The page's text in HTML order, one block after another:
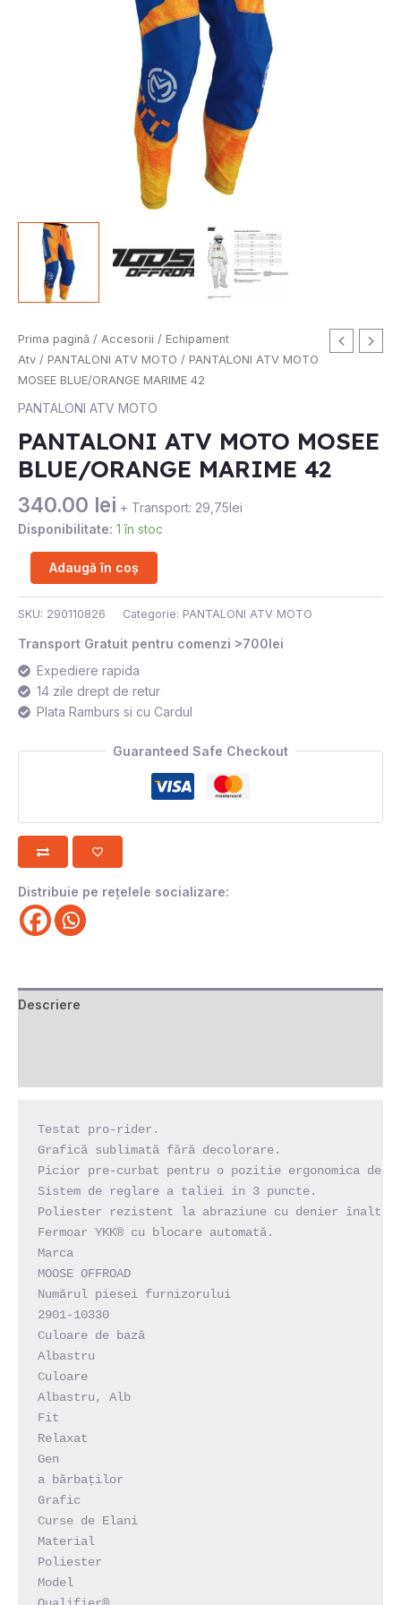
Prima pagină / Accesorii / Echipament
Atv / PANTALONI ATV MOTO / PANTALONI ATV MOTO
MOSEE BLUE/ORANGE MARIME 42
PANTALONI ATV MOTO
PANTALONI ATV MOTO MOSEE
BLUE/ORANGE MARIME 42
340.00 lei + Transport: 29,75lei
Disponibilitate: 1 în stoc
Cantitate
PANTALONI
ATV
MOTO
BLUE/ORANGE
MARIME
42
Adaugă în coș
SKU: 290110826 Categorie: PANTALONI ATV MOTO
Transport Gratuit pentru comenzi >700lei
Expediere rapida
14 zile drept de retur
Plata Ramburs si cu Cardul
Guaranteed Safe Checkout
Distribuie pe rețelele socializare:
Descriere
Testat pro-rider.
Grafică sublimată fără decolorare.
Picior pre-curbat pentru o pozitie ergonomica de
Sistem de reglare a taliei in 3 puncte.
Poliester rezistent la abraziune cu denier înalt.
Fermoar YKK® cu blocare automată.
Marca
MOOSE OFFROAD
Numărul piesei furnizorului
2901-10330
Culoare de bază
Albastru
Culoare
Albastru, Alb
Fit
Relaxat
Gen
a bărbaţilor
Grafic
Curse de Elani
Material
Poliester
Model